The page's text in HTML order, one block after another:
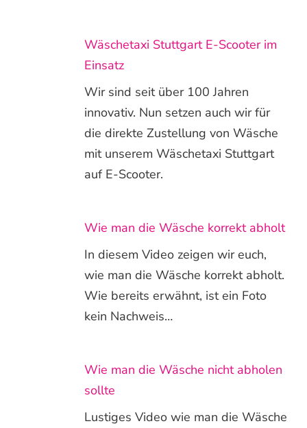
Wäschetaxi Stuttgart E-Scooter im
Einsatz
Wir sind seit über 100 Jahren
innovativ. Nun setzen auch wir für
die direkte Zustellung von Wäsche
mit unserem Wäschetaxi Stuttgart
auf E-Scooter.
Wie man die Wäsche korrekt abholt
In diesem Video zeigen wir euch,
wie man die Wäsche korrekt abholt.
Wie bereits erwähnt, ist ein Foto
kein Nachweis…
Wie man die Wäsche nicht abholen
sollte
Lustiges Video wie man die Wäsche